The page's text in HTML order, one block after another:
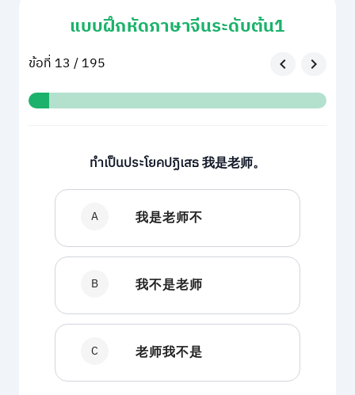
แบบฝึกหัดภาษาจีนระดับต้น1
ข้อที่ 13 / 195
ทำเป็นประโยคปฏิเสธ 我是老师。
A 我是老师不
B 我不是老师
C 老师我不是